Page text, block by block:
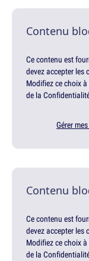
Contenu
Ce contenu est
devez accepter les
Modifiez ce choix
de la
Gérer
Contenu
Ce contenu est
devez accepter les
Modifiez ce choix
de la